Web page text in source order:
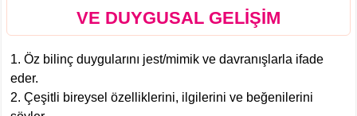
VE DUYGUSAL GELİŞİM
1. Öz bilinç duygularını jest/mimik ve davranışlarla ifade
eder.
2. Çeşitli bireysel özelliklerini, ilgilerini ve beğenilerini